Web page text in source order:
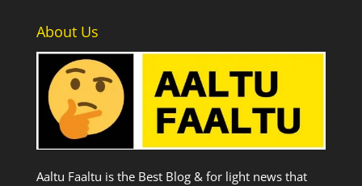
About Us
Aaltu Faaltu is the Best Blog & for light news that